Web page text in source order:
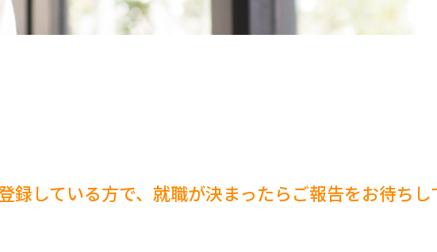
録している方で、 就職が決まったらご報告をお待ちし